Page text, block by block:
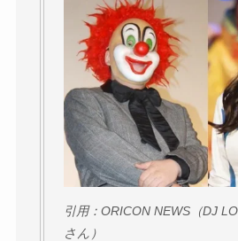
引用：ORICON NEWS（DJ
さん）